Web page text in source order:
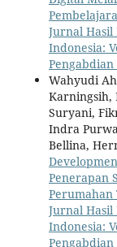
Jurnal Hasil
Indonesia:
Wahyudi
Karningsih,
Suryani,
Indra
Bellina,
Penerapan
Perumahan
Jurnal Hasil
Indonesia: